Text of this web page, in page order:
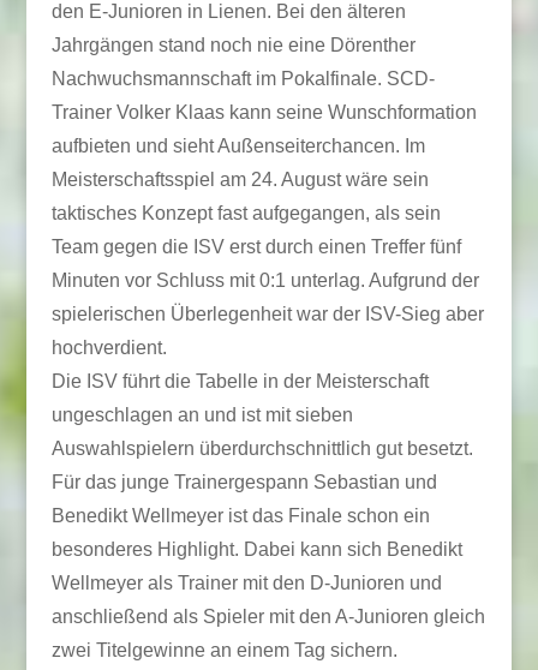
den E-Junioren in Lienen. Bei den älteren
Jahrgängen stand noch nie eine Dörenther
Nachwuchsmannschaft im Pokalfinale. SCD-
Trainer Volker Klaas kann seine Wunschformation
aufbieten und sieht Außenseiterchancen. Im
Meisterschaftsspiel am 24. August wäre sein
taktisches Konzept fast aufgegangen, als sein
Team gegen die ISV erst durch einen Treffer fünf
Minuten vor Schluss mit 0:1 unterlag. Aufgrund der
spielerischen Überlegenheit war der ISV-Sieg aber
hochverdient.
Die ISV führt die Tabelle in der Meisterschaft
ungeschlagen an und ist mit sieben
Auswahlspielern überdurchschnittlich gut besetzt.
Für das junge Trainergespann Sebastian und
Benedikt Wellmeyer ist das Finale schon ein
besonderes Highlight. Dabei kann sich Benedikt
Wellmeyer als Trainer mit den D-Junioren und
anschließend als Spieler mit den A-Junioren gleich
zwei Titelgewinne an einem Tag sichern.